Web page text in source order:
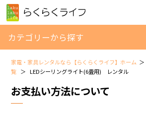
カテゴリーから探す
家電・家具レンタルなら【らくらくライフ】ホーム
覧
LEDシーリングライト(6畳用) レンタル
お支払い方法について